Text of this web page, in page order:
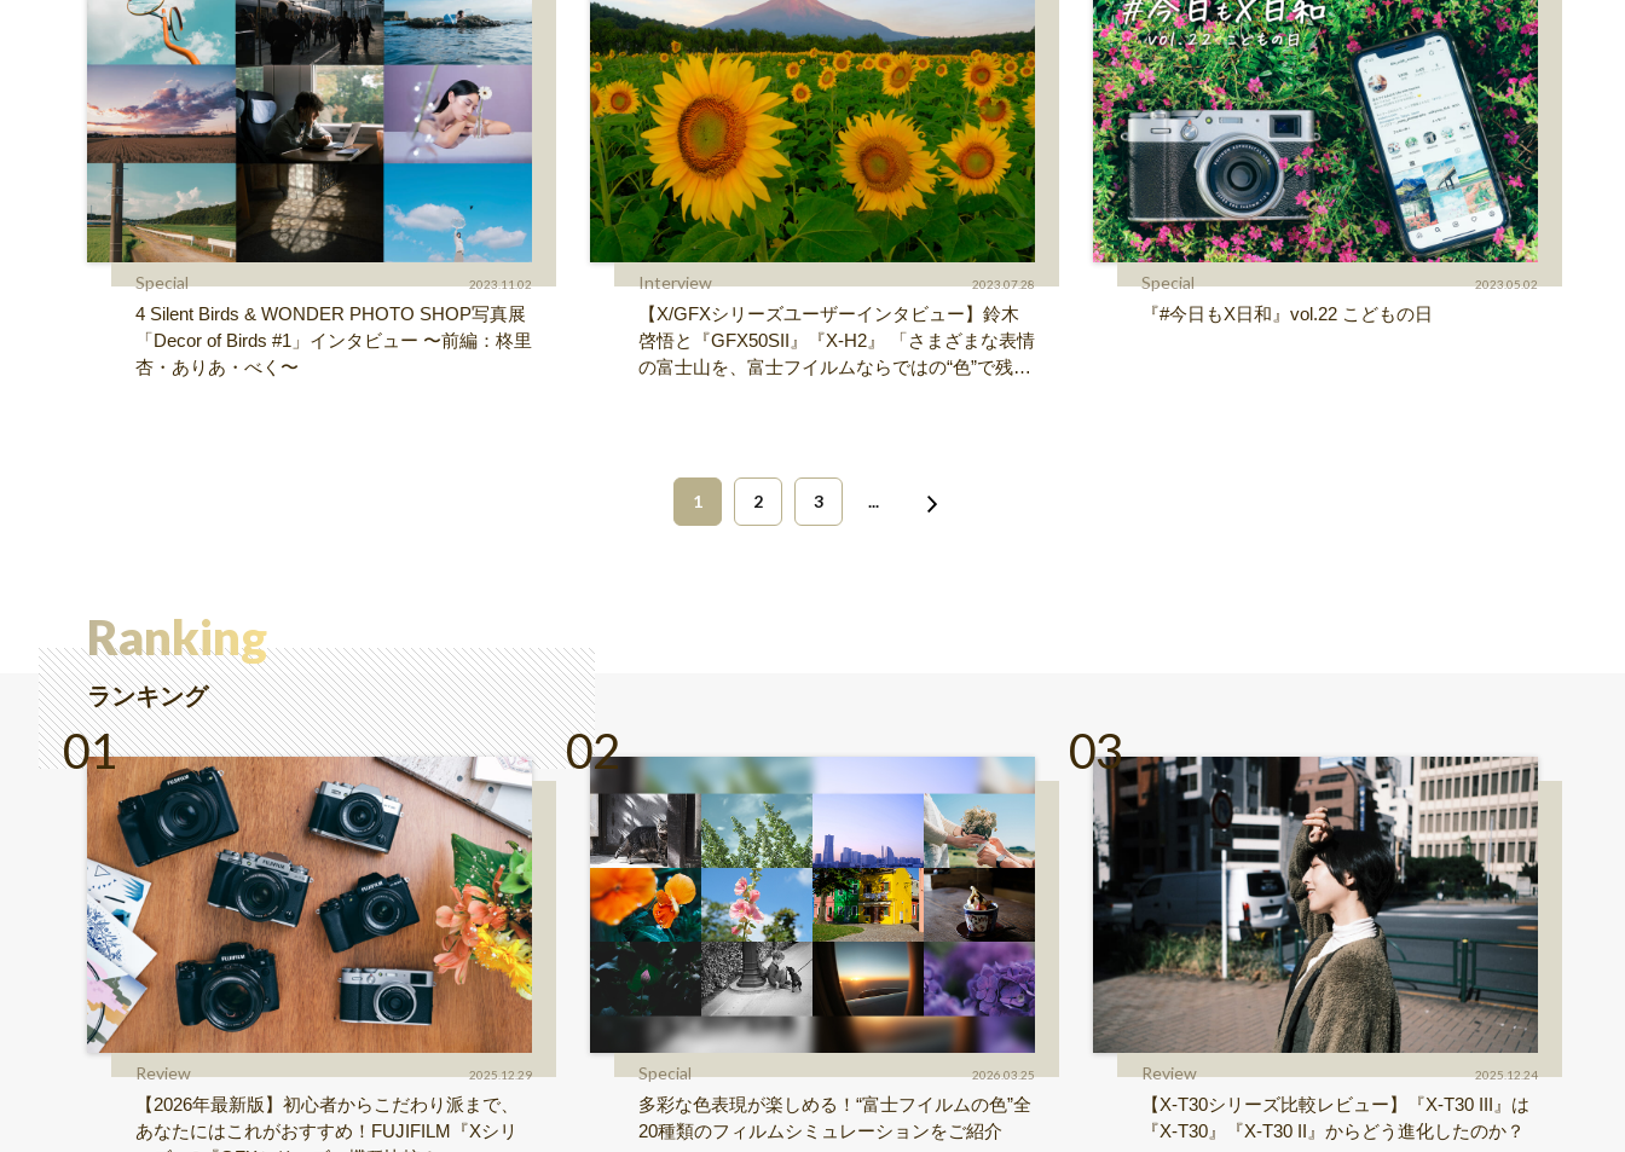
Special 2023.11.02
4 Silent Birds & WONDER PHOTO SHOP写真展
「Decor of Birds #1」インタビュー 〜前編：柊里
杏・ありあ・べく〜
Interview 2023.07.28
【X/GFXシリーズユーザーインタビュー】鈴木
啓悟と『GFX50SII』『X-H2』 「さまざまな表情
の富士山を、富士フイルムならではの“色”で残し
Special 2023.05.02
『#今日もX日和』vol.22 こどもの日
1 2 3 ...
Ranking
ランキング
Review 2025.12.29
【2026年最新版】初心者からこだわり派まで、
あなたにはこれがおすすめ！FUJIFILM『Xシリ
Special 2026.03.25
多彩な色表現が楽しめる！“富士フイルムの色”全
20種類のフィルムシミュレーションをご紹介
Review 2025.12.24
【X-T30シリーズ比較レビュー】『X-T30 III』は
『X-T30』『X-T30 II』からどう進化したのか？